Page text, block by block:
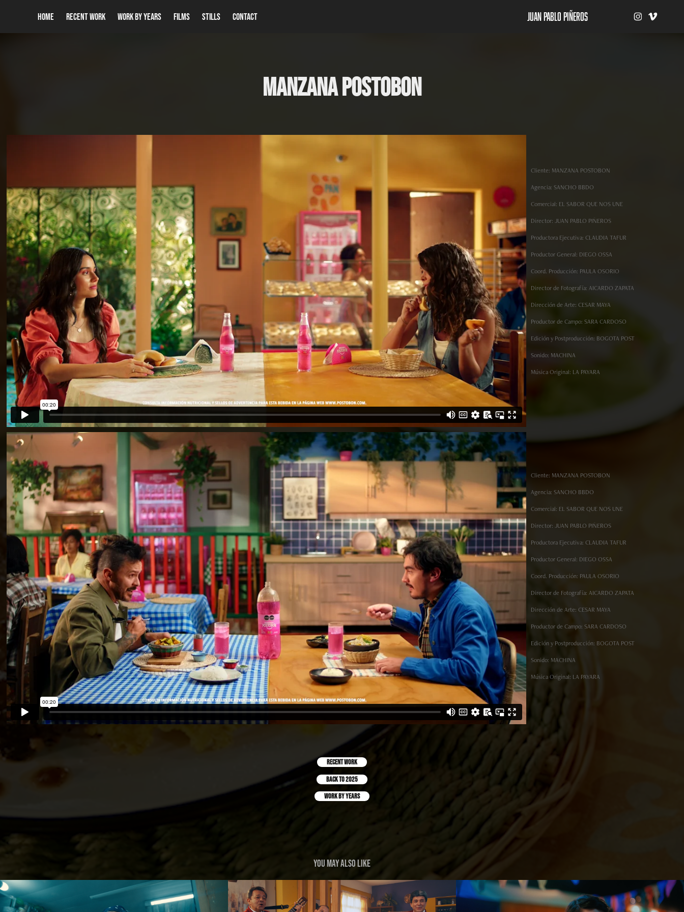
Home Recent Work WORK BY YEARS FILMS STILLS CONTACT Juan Pablo Piñeros
MANZANA POSTOBON
Cliente: MANZANA POSTOBON
Agencia: SANCHO BBDO
Comercial: EL SABOR QUE NOS UNE
Director: JUAN PABLO PIÑEROS
Productora Ejecutiva: CLAUDIA TAFUR
Productor General: DIEGO OSSA
Coord. Producción: PAULA OSORIO
Director de Fotografía: AICARDO ZAPATA
Dirección de Arte: CESAR MAYA
Productor de Campo: SARA CARDOSO
Edición y Postproducción: BOGOTA POST
Sonido: MACHINA
Música Original: LA PAYARA
Cliente: MANZANA POSTOBON
Agencia: SANCHO BBDO
Comercial: EL SABOR QUE NOS UNE
Director: JUAN PABLO PIÑEROS
Productora Ejecutiva: CLAUDIA TAFUR
Productor General: DIEGO OSSA
Coord. Producción: PAULA OSORIO
Director de Fotografía: AICARDO ZAPATA
Dirección de Arte: CESAR MAYA
Productor de Campo: SARA CARDOSO
Edición y Postproducción: BOGOTA POST
Sonido: MACHINA
Música Original: LA PAYARA
Recent Work
Back to 2025
work by years
You may also like